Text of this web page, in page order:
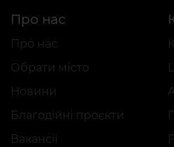
Про нас
Про нас
Обрати місто
Новини
Благодійні проєкти
Вакансії